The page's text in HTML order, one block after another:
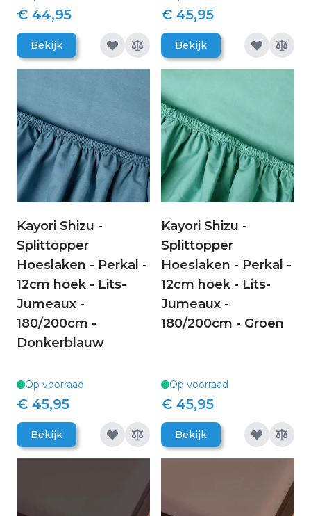
€ 44,95
Bekijk
€ 45,95
Bekijk
Kayori Shizu -
Splittopper
Hoeslaken - Perkal -
12cm hoek - Lits-
Jumeaux -
180/200cm -
Donkerblauw
Op voorraad
€ 45,95
Bekijk
Kayori Shizu -
Splittopper
Hoeslaken - Perkal -
12cm hoek - Lits-
Jumeaux -
180/200cm - Groen
Op voorraad
€ 45,95
Bekijk